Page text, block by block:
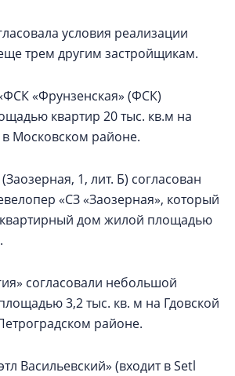
условия реализации
трем другим застройщикам.
«Фрунзенская» (ФСК)
квартир 20 тыс. кв.м на
Московском районе.
1, лит. Б) согласован
«СЗ «Заозерная», который
дом жилой площадью
согласовали небольшой
3,2 тыс. кв. м на Гдовской
районе.
Васильевский» (входит в Setl